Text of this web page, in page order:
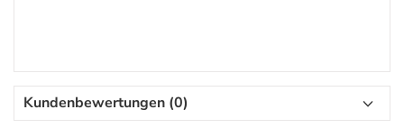
Kundenbewertungen (0)